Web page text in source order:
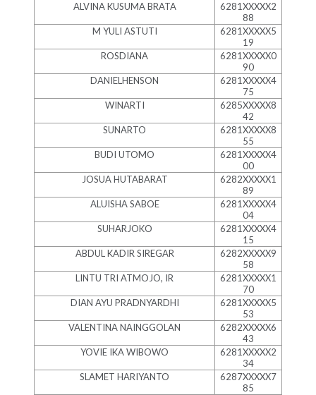
ALVINA KUSUMA BRATA
6281XXXXX2
88
M YULI ASTUTI
6281XXXXX5
19
ROSDIANA
6281XXXXX0
90
DANIELHENSON
6281XXXXX4
75
WINARTI
6285XXXXX8
42
SUNARTO
6281XXXXX8
55
BUDI UTOMO
6281XXXXX4
00
JOSUA HUTABARAT
6282XXXXX1
89
ALUISHA SABOE
6281XXXXX4
04
SUHARJOKO
6281XXXXX4
15
ABDUL KADIR SIREGAR
6282XXXXX9
58
LINTU TRI ATMOJO, IR
6281XXXXX1
70
DIAN AYU PRADNYARDHI
6281XXXXX5
53
VALENTINA NAINGGOLAN
6282XXXXX6
43
YOVIE IKA WIBOWO
6281XXXXX2
34
SLAMET HARIYANTO
6287XXXXX7
85